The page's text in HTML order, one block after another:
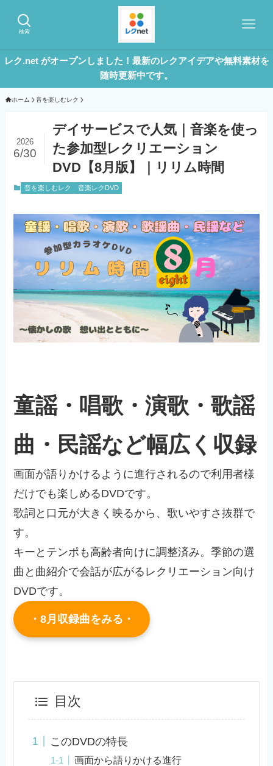
検索
レク.net がオープンしました！最新のレクアイデアや無料素材を
随時更新中です。
ホーム 音を楽しむレク
デイサービスで人気｜音楽を使っ
た参加型レクリエーション
DVD【8月版】｜リリム時間
2026
6/30
音を楽しむレク 音楽レクDVD
童謡・唱歌・演歌・歌謡
曲・民謡など幅広く収録
画面が語りかけるように進行されるので利用者様
だけでも楽しめるDVDです。
歌詞と口元が大きく映るから、歌いやすさ抜群で
す。
キーとテンポも高齢者向けに調整済み。季節の選
曲と曲紹介で会話が広がるレクリエーション向け
DVDです。
・8月収録曲をみる・
目次
このDVDの特長
画面から語りかける進行